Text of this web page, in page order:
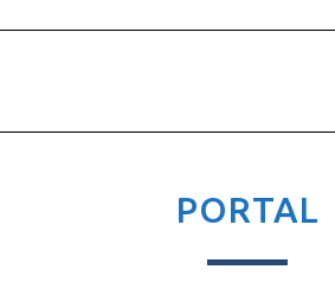
PORTAL